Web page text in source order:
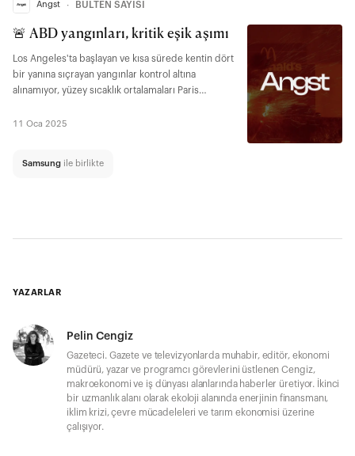
Angst ∙ BÜLTEN SAYISI
🚨 ABD yangınları, kritik eşik aşımı
Los Angeles'ta başlayan ve kısa sürede kentin dört
bir yanına sıçrayan yangınlar kontrol altına
alınamıyor, yüzey sıcaklık ortalamaları Paris
ilk kez aştı.
11 Oca 2025
Samsung ile birlikte
YAZARLAR
Pelin Cengiz
Gazeteci. Gazete ve televizyonlarda muhabir, editör, ekonomi
müdürü, yazar ve programcı görevlerini üstlenen Cengiz,
makroekonomi ve iş dünyası alanlarında haberler üretiyor. İkinci
bir uzmanlık alanı olarak ekoloji alanında enerjinin finansmanı,
iklim krizi, çevre mücadeleleri ve tarım ekonomisi üzerine
çalışıyor.